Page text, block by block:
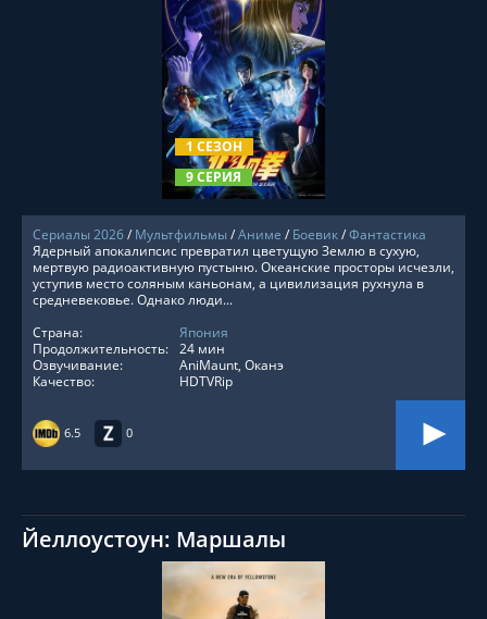
1 СЕЗОН
9 СЕРИЯ
СМОТРЕТЬ ОНЛАЙН
Сериалы 2026/ Мультфильмы/Аниме / Боевик/Фантастика
6.5 0
Ядерный апокалипсис превратил цветущую Землю в сухую,
мертвую радиоактивную пустыню. Океанские просторы исчезли,
уступив место соляным каньонам, а цивилизация рухнула в
средневековье. Однако люди...
Страна:
Япония
Продолжительность: 24 мин
Озвучивание:
AniMaunt, Оканэ
Качество:
HDTVRip
Йеллоустоун: Маршалы